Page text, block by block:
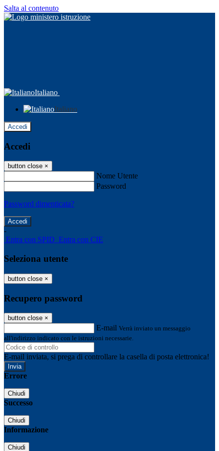
Salta al contenuto
Italiano
Italiano
Accedi
Accedi
button close ×
Nome Utente
Password
Password dimenticata?
-
Entra con SPID Entra con CIE
Seleziona utente
button close ×
Recupero password
button close ×
E-mail Verrà inviato un messaggio
all'indirizzo indicato con le istruzioni necessarie.
E-mail inviata, si prega di controllare la casella di posta elettronica!
Errore
Chiudi
Successo
Chiudi
Informazione
Chiudi